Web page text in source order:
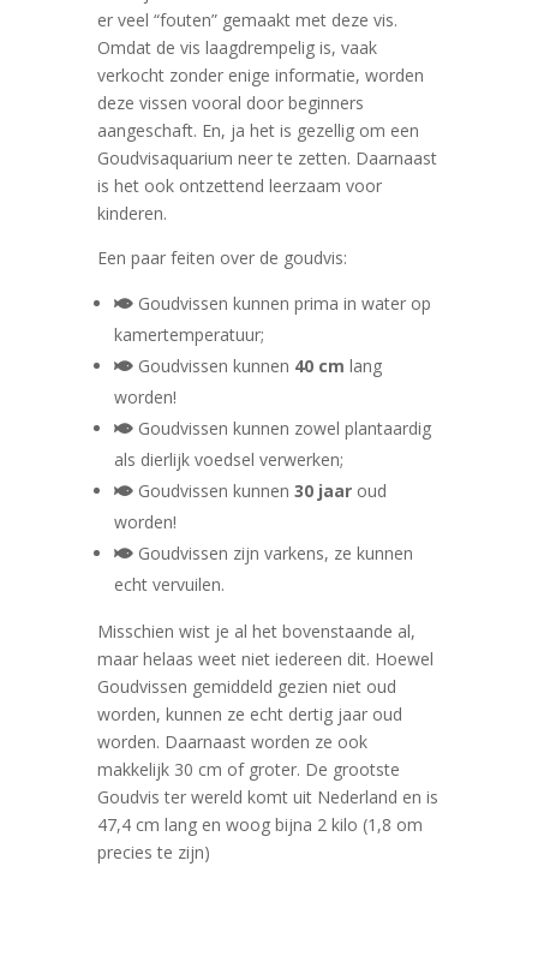
er veel “fouten” gemaakt met deze vis.
Omdat de vis laagdrempelig is, vaak
verkocht zonder enige informatie, worden
deze vissen vooral door beginners
aangeschaft. En, ja het is gezellig om een
Goudvisaquarium neer te zetten. Daarnaast
is het ook ontzettend leerzaam voor
kinderen.
Een paar feiten over de goudvis:
Goudvissen kunnen prima in water op
kamertemperatuur;
Goudvissen kunnen 40 cm lang
worden!
Goudvissen kunnen zowel plantaardig
als dierlijk voedsel verwerken;
Goudvissen kunnen 30 jaar oud
worden!
Goudvissen zijn varkens, ze kunnen
echt vervuilen.
Misschien wist je al het bovenstaande al,
maar helaas weet niet iedereen dit. Hoewel
Goudvissen gemiddeld gezien niet oud
worden, kunnen ze echt dertig jaar oud
worden. Daarnaast worden ze ook
makkelijk 30 cm of groter. De grootste
Goudvis ter wereld komt uit Nederland en is
47,4 cm lang en woog bijna 2 kilo (1,8 om
precies te zijn)